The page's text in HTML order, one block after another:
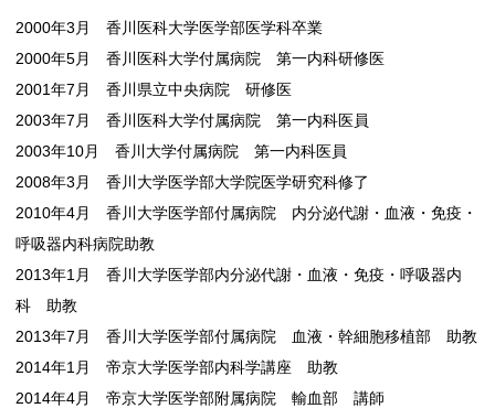
2000年3月 香川医科大学医学部医学科卒業
2000年5月 香川医科大学付属病院 第一内科研修医
2001年7月 香川県立中央病院 研修医
2003年7月 香川医科大学付属病院 第一内科医員
2003年10月 香川大学付属病院 第一内科医員
2008年3月 香川大学医学部大学院医学研究科修了
2010年4月 香川大学医学部付属病院 内分泌代謝・血液・免疫・
呼吸器内科病院助教
2013年1月 香川大学医学部内分泌代謝・血液・免疫・呼吸器内
科 助教
2013年7月 香川大学医学部付属病院 血液・幹細胞移植部 助教
2014年1月 帝京大学医学部内科学講座 助教
2014年4月 帝京大学医学部附属病院 輸血部 講師